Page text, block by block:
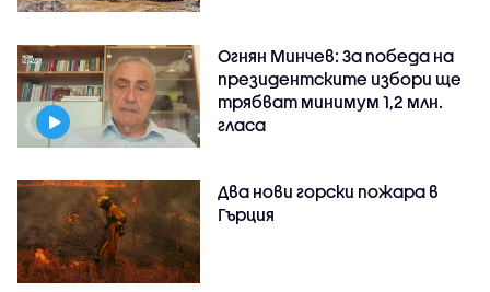
Огнян Минчев: За победа на
президентските избори ще
трябват минимум 1,2 млн.
гласа
Два нови горски пожара в
Гърция